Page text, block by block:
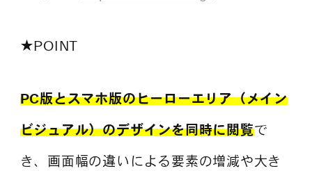
★POINT
PC版とスマホ版のヒーローエリア（メイン
ビジュアル）のデザインを同時に閲覧で
き、画面幅の違いによる要素の増減や大き